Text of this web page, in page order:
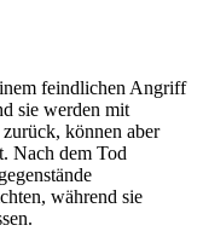
feindlichen Angriff
sie werden mit
können aber
Nach dem Tod
während sie